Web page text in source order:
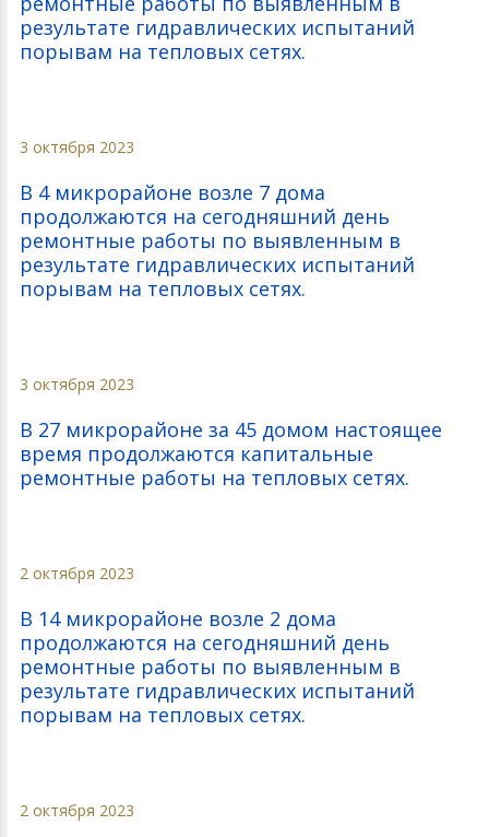
результате гидравлических испытаний
порывам на тепловых сетях.
3 октября 2023
В 4 микрорайоне возле 7 дома
продолжаются на сегодняшний день
ремонтные работы по выявленным в
результате гидравлических испытаний
порывам на тепловых сетях.
3 октября 2023
В 27 микрорайоне за 45 домом настоящее
время продолжаются капитальные
ремонтные работы на тепловых сетях.
2 октября 2023
В 14 микрорайоне возле 2 дома
продолжаются на сегодняшний день
ремонтные работы по выявленным в
результате гидравлических испытаний
порывам на тепловых сетях.
2 октября 2023